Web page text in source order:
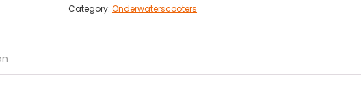
Category: Onderwaterscooters